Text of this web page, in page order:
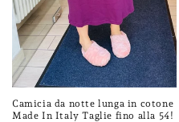
Camicia da notte lunga in cotone
Made In Italy Taglie fino alla 54!